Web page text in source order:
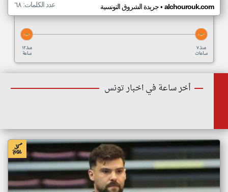
جريدة الشروق التونسية• alchourouk.com عدد الكلمات: ٦٨
منذ ١٢
ساعة
منذ ٧
ساعات
أخر ساعة في اخبار تونس